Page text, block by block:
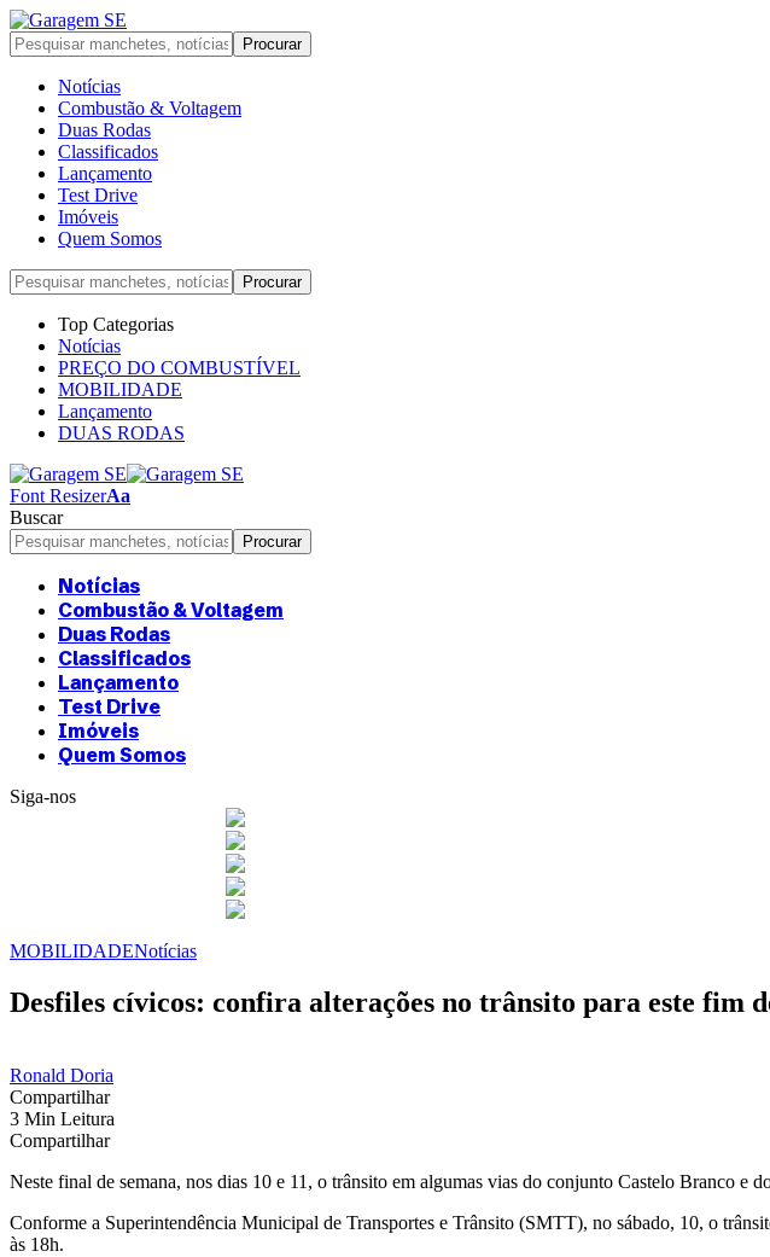
Notícias
Combustão & Voltagem
Duas Rodas
Classificados
Lançamento
Test Drive
Imóveis
Quem Somos
Top Categorias
Notícias
PREÇO DO COMBUSTÍVEL
MOBILIDADE
Lançamento
DUAS RODAS
Font ResizerAa
Buscar
Notícias
Combustão & Voltagem
Duas Rodas
Classificados
Lançamento
Test Drive
Imóveis
Quem Somos
Siga-nos
MOBILIDADENotícias
Desfiles cívicos: confira alterações no trânsito para este fim
Ronald Doria
Compartilhar
3 Min Leitura
Compartilhar
Neste final de semana, nos dias 10 e 11, o trânsito em algumas vias do conjunto Castelo Branco e
Conforme a Superintendência Municipal de Transportes e Trânsito (SMTT), no sábado, 10, o
às 18h.